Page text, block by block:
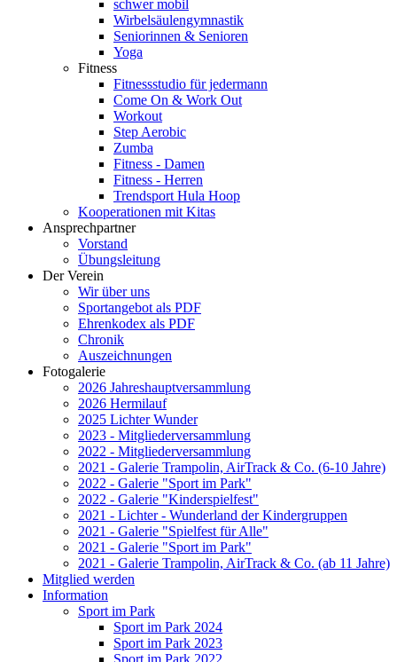
schwer mobil
Wirbelsäulengymnastik
Seniorinnen & Senioren
Yoga
Fitness
Fitnessstudio für jedermann
Come On & Work Out
Workout
Step Aerobic
Zumba
Fitness - Damen
Fitness - Herren
Trendsport Hula Hoop
Kooperationen mit Kitas
Ansprechpartner
Vorstand
Übungsleitung
Der Verein
Wir über uns
Sportangebot als PDF
Ehrenkodex als PDF
Chronik
Auszeichnungen
Fotogalerie
2026 Jahreshauptversammlung
2026 Hermilauf
2025 Lichter Wunder
2023 - Mitgliederversammlung
2022 - Mitgliederversammlung
2021 - Galerie Trampolin, AirTrack & Co. (6-10 Jahre)
2022 - Galerie "Sport im Park"
2022 - Galerie "Kinderspielfest"
2021 - Lichter - Wunderland der Kindergruppen
2021 - Galerie "Spielfest für Alle"
2021 - Galerie "Sport im Park"
2021 - Galerie Trampolin, AirTrack & Co. (ab 11 Jahre)
Mitglied werden
Information
Sport im Park
Sport im Park 2024
Sport im Park 2023